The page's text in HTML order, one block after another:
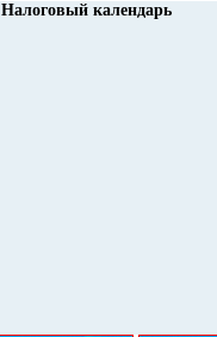
Налоговый календарь